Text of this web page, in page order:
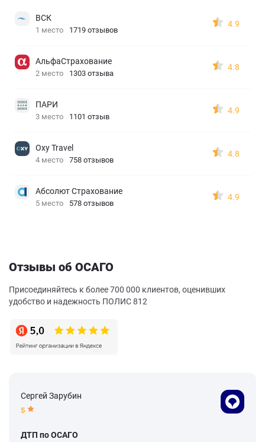
ВСК
1 место 1719 отзывов
4.9
АльфаСтрахование
2 место 1303 отзыва
4.8
ПАРИ
3 место 1101 отзыв
4.9
Oxy Travel
4 место 758 отзывов
4.8
Абсолют Страхование
5 место 578 отзывов
4.9
Отзывы об ОСАГО
Присоединяйтесь к более 700 000 клиентов, оценивших
удобство и надежность ПОЛИС 812
Сергей Зарубин
5
ДТП по ОСАГО